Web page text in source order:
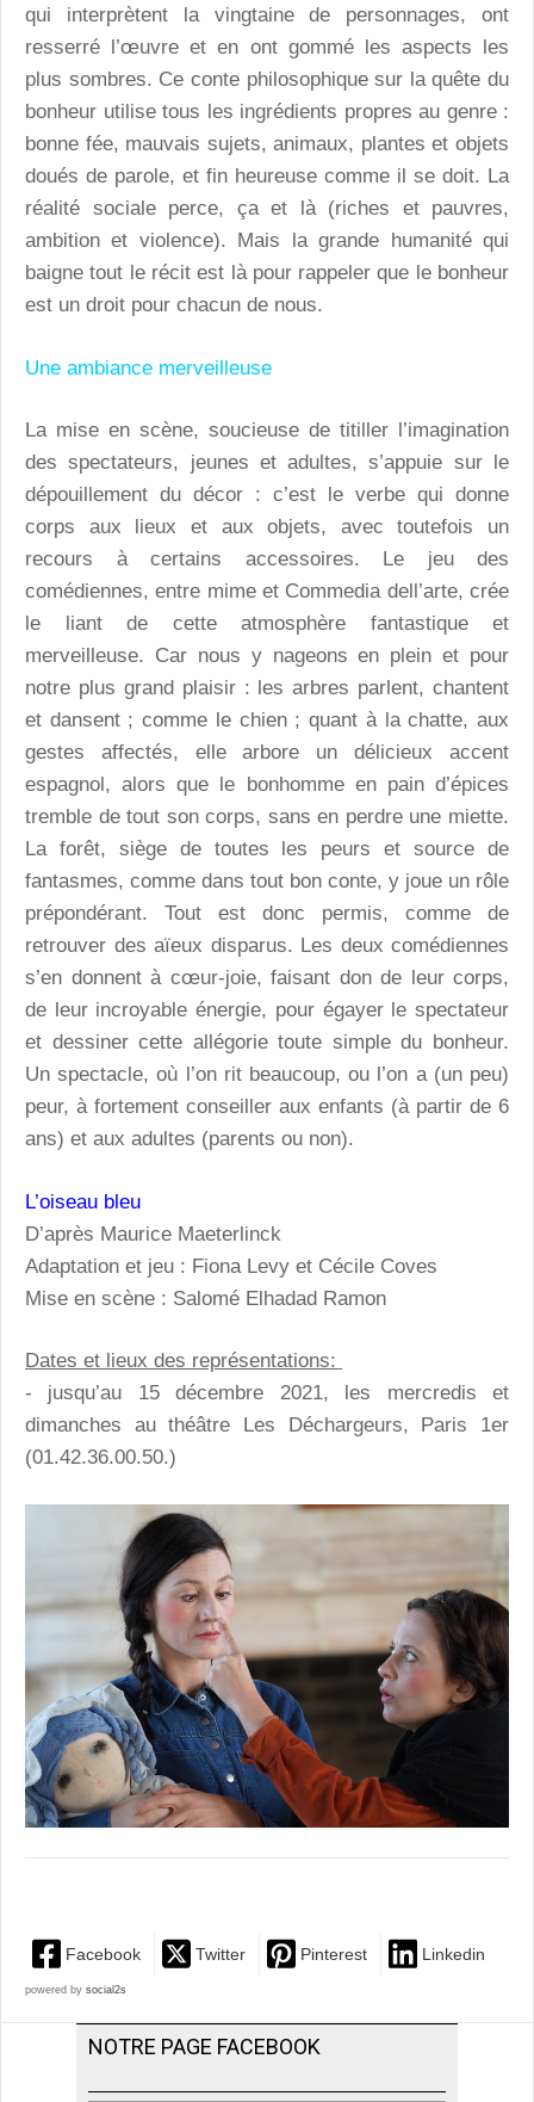
qui interprètent la vingtaine de personnages, ont
resserré l’œuvre et en ont gommé les aspects les
plus sombres. Ce conte philosophique sur la quête du
bonheur utilise tous les ingrédients propres au genre :
bonne fée, mauvais sujets, animaux, plantes et objets
doués de parole, et fin heureuse comme il se doit. La
réalité sociale perce, ça et là (riches et pauvres,
ambition et violence). Mais la grande humanité qui
baigne tout le récit est là pour rappeler que le bonheur
est un droit pour chacun de nous.
Une ambiance merveilleuse
La mise en scène, soucieuse de titiller l’imagination
des spectateurs, jeunes et adultes, s’appuie sur le
dépouillement du décor : c’est le verbe qui donne
corps aux lieux et aux objets, avec toutefois un
recours à certains accessoires. Le jeu des
comédiennes, entre mime et Commedia dell’arte, crée
le liant de cette atmosphère fantastique et
merveilleuse. Car nous y nageons en plein et pour
notre plus grand plaisir : les arbres parlent, chantent
et dansent ; comme le chien ; quant à la chatte, aux
gestes affectés, elle arbore un délicieux accent
espagnol, alors que le bonhomme en pain d’épices
tremble de tout son corps, sans en perdre une miette.
La forêt, siège de toutes les peurs et source de
fantasmes, comme dans tout bon conte, y joue un rôle
prépondérant. Tout est donc permis, comme de
retrouver des aïeux disparus. Les deux comédiennes
s’en donnent à cœur-joie, faisant don de leur corps,
de leur incroyable énergie, pour égayer le spectateur
et dessiner cette allégorie toute simple du bonheur.
Un spectacle, où l’on rit beaucoup, ou l’on a (un peu)
peur, à fortement conseiller aux enfants (à partir de 6
ans) et aux adultes (parents ou non).
L’oiseau bleu
D’après Maurice Maeterlinck
Adaptation et jeu : Fiona Levy et Cécile Coves
Mise en scène : Salomé Elhadad Ramon
Dates et lieux des représentations:
- jusqu’au 15 décembre 2021, les mercredis et
dimanches au théâtre Les Déchargeurs, Paris 1er
(01.42.36.00.50.)
Facebook Twitter Pinterest Linkedin
powered by social2s
NOTRE PAGE FACEBOOK